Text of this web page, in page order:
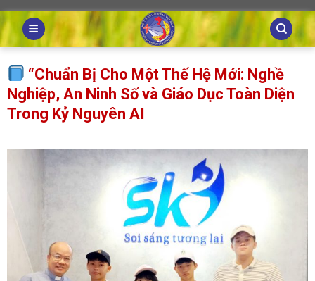
Skip
to
content
“Chuẩn Bị Cho Một Thế Hệ Mới: Nghề
Nghiệp, An Ninh Số và Giáo Dục Toàn Diện
Trong Kỷ Nguyên AI